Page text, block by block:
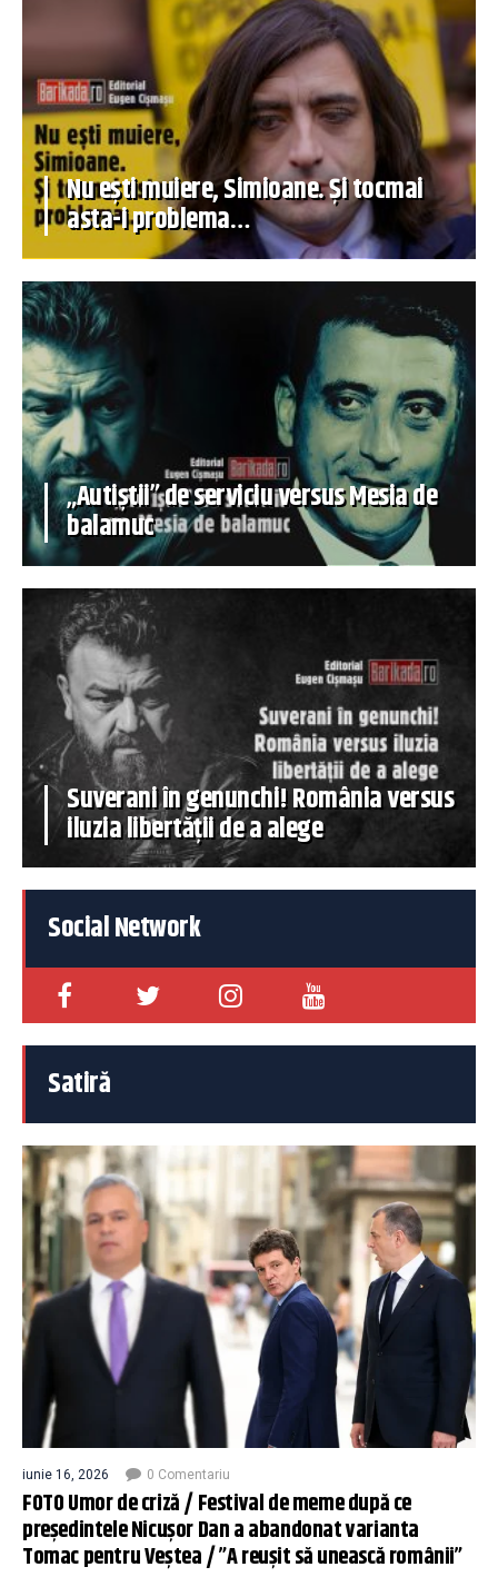
Nu ești muiere, Simioane. Și tocmai
asta-i problema…
„Autiștii” de serviciu versus Mesia de
balamuc
Suverani în genunchi! România versus
iluzia libertății de a alege
Social Network
Satiră
iunie 16, 2026 0 Comentariu
FOTO Umor de criză / Festival de meme după ce
președintele Nicușor Dan a abandonat varianta
Tomac pentru Veștea / ”A reușit să unească românii”